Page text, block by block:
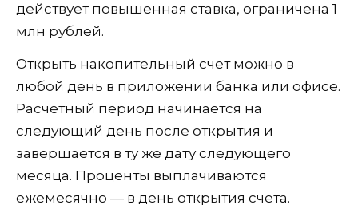
действует повышенная ставка, ограничена 1
млн рублей.
Открыть накопительный счет можно в
любой день в приложении банка или офисе.
Расчетный период начинается на
следующий день после открытия и
завершается в ту же дату следующего
месяца. Проценты выплачиваются
ежемесячно — в день открытия счета.